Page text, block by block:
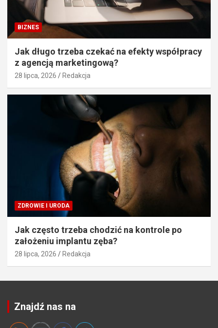
BIZNES
Jak długo trzeba czekać na efekty współpracy
z agencją marketingową?
28 lipca, 2026 Redakcja
ZDROWIE I URODA
Jak często trzeba chodzić na kontrole po
założeniu implantu zęba?
28 lipca, 2026 Redakcja
Znajdź nas na